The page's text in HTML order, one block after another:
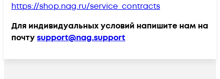
https://shop.nag.ru/service_contracts
Для индивидуальных условий напишите нам на
почтуsupport@nag.support